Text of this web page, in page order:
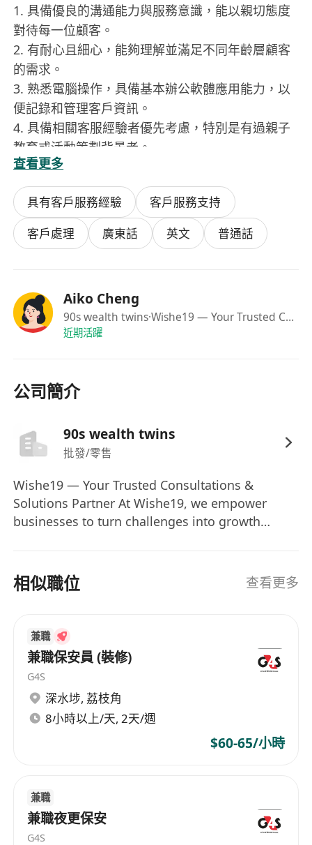
1. 具備優良的溝通能力與服務意識，能以親切態度
對待每一位顧客。
2. 有耐心且細心，能夠理解並滿足不同年齡層顧客
的需求。
3. 熟悉電腦操作，具備基本辦公軟體應用能力，以
便記錄和管理客戶資訊。
4. 具備相關客服經驗者優先考慮，特別是有過親子
教育或活動策劃背景者。
5. 能夠適應彈性工作時間，包括週未及節假日，以
配合活動舉辦時段。
福利：
1. 提供具有競爭力的薪資待遇，根據個人表現調整
質。
3. 享有年度健康檢查計劃，關懷員工身心健康。
4. 提供彈性休假制度，確保工作與生活的平衡。
業文化氛圍
查看更多
具有客戶服務經驗
客戶服務支持
客戶處理
廣東話 英文 普通話
Aiko Cheng
90s wealth twins·Wishe19 — Your Trusted Consultations & Solutions Partner
近期活躍
公司簡介
90s wealth twins
批發/零售
Wishe19 — Your Trusted Consultations &
Solutions Partner At Wishe19, we empower
businesses to turn challenges into growth
expertise across technology, finance,
operations, and strategy to deliver practical,
workflows, scaling operations, resolving
bottlenecks, or adapting to market shifts,
Wishe19 begins by understanding your unique
goals. Together, we co-create strategies that
align with your vision, implement them with
precision, and refine continuously for enduring
success. Agile, insightful, and results-driven —
resilience and drive sustainable performance.
相似職位 查看更多
兼職
兼職保安員 (裝修)
G4S
深水埗, 荔枝角
8小時以上/天, 2天/週
$60-65/小時
兼職
兼職夜更保安
G4S